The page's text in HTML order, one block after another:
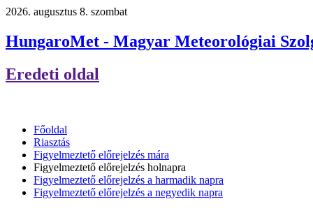
2026. augusztus 8. szombat
HungaroMet - Magyar Meteorológiai
Eredeti oldal
Főoldal
Riasztás
Figyelmeztető előrejelzés mára
Figyelmeztető előrejelzés holnapra
Figyelmeztető előrejelzés a harmadik napra
Figyelmeztető előrejelzés a negyedik napra